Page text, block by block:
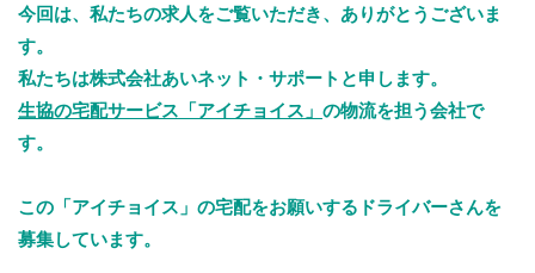
今回は、私たちの求人をご覧いただき、ありがとうございま
す。
私たちは株式会社あいネット・サポートと申します。
生協の宅配サービス「アイチョイス」 の物流を担う会社で
す。
この「アイチョイス」の宅配をお願いするドライバーさんを
募集しています。